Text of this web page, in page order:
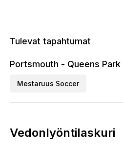
Tulevat tapahtumat
Portsmouth - Queens Park
Mestaruus Soccer
Vedonlyöntilaskuri